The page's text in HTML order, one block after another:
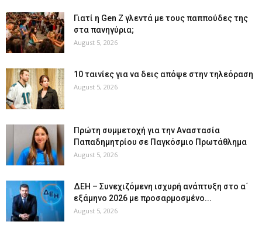
Γιατί η Gen Z γλεντά με τους παππούδες της
στα πανηγύρια;
August 5, 2026
10 ταινίες για να δεις απόψε στην τηλεόραση
August 5, 2026
Πρώτη συμμετοχή για την Αναστασία
Παπαδημητρίου σε Παγκόσμιο Πρωτάθλημα
August 5, 2026
ΔΕΗ – Συνεχιζόμενη ισχυρή ανάπτυξη στο α΄
εξάμηνο 2026 με προσαρμοσμένο...
August 5, 2026